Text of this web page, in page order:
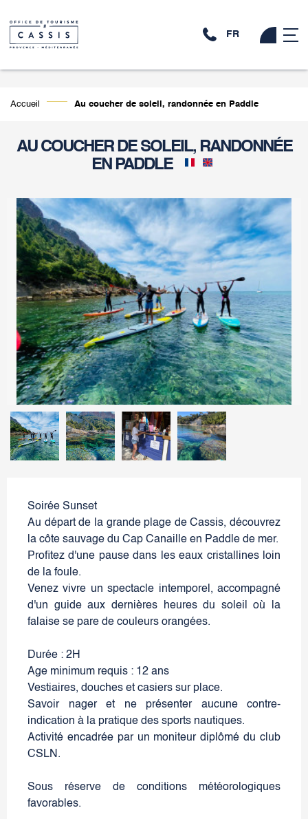
FR
Accueil Au coucher de soleil, randonnée en Paddle
AU COUCHER DE SOLEIL, RANDONNÉE
EN PADDLE
Soirée Sunset
Au départ de la grande plage de Cassis, découvrez
la côte sauvage du Cap Canaille en Paddle de mer.
Profitez d'une pause dans les eaux cristallines loin
de la foule.
Venez vivre un spectacle intemporel, accompagné
d'un guide aux dernières heures du soleil où la
falaise se pare de couleurs orangées.
Durée : 2H
Age minimum requis : 12 ans
Vestiaires, douches et casiers sur place.
Savoir nager et ne présenter aucune contre-
indication à la pratique des sports nautiques.
Activité encadrée par un moniteur diplômé du club
CSLN.
Sous réserve de conditions météorologiques
favorables.